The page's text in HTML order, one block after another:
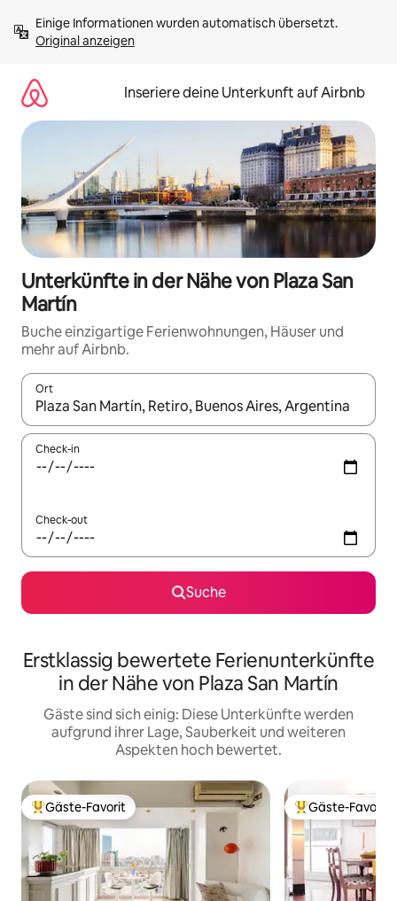
Inhalten
springenOriginal anzeigen
Inseriere deine Unterkunft auf Airbnb
Unterkünfte in der Nähe von Plaza San
Martín
Buche einzigartige Ferienwohnungen, Häuser und
mehr auf Airbnb.
Ort
Wenn Ergebnisse verfügbar sind, navigiere mit den
Check-in
Check-out
Suche
Erstklassig bewertete Ferienunterkünfte
in der Nähe von Plaza San Martín
Gäste sind sich einig: Diese Unterkünfte werden
aufgrund ihrer Lage, Sauberkeit und weiteren
Aspekten hoch bewertet.
Beliebter Gäste-Favorit.
Gäste-Favorit Beliebter Gäste-
Gäste-Favorit